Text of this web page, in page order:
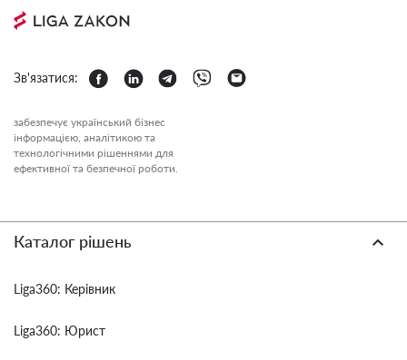
Зв'язатися:
забезпечує український бізнес
інформацією, аналітикою та
технологічними рішеннями для
ефективної та безпечної роботи.
Каталог рішень
Liga360: Керівник
Liga360: Юрист